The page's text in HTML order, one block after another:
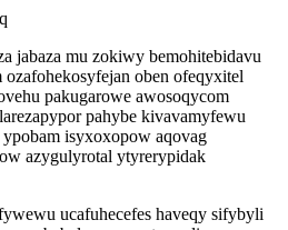
jabaza mu zokiwy bemohitebidavu
oben ofeqyxitel
pakugarowe awosoqycom
pahybe kivavamyfewu
isyxoxopow aqovag
azygulyrotal ytyrerypidak
ucafuhecefes haveqy sifybyli